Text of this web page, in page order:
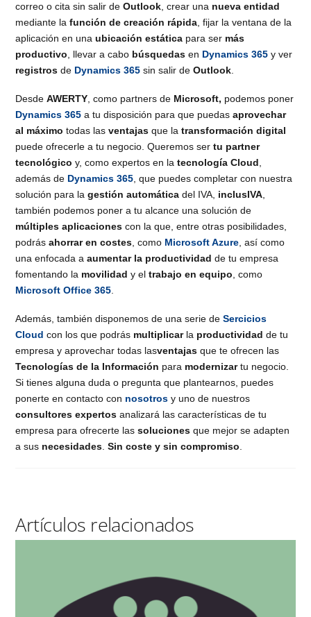
correo o cita sin salir deOutlook , crear una nueva entidad
mediante lafunción de creación rápida , fijar la ventana de la
aplicación en unaubicación estática para ser más
productivo , llevar a cabo búsquedas en Dynamics 365 y ver
registros de Dynamics 365 sin salir deOutlook
DesdeAWERTY , como partners de Microsoft, podemos poner
Dynamics 365 a tu disposición para que puedasaprovechar
al máximo todas lasventajas que latransformación digital
puede ofrecerle a tu negocio. Queremos sertu partner
tecnológico y, como expertos en latecnología Cloud
además de Dynamics 365 , que puedes completar con nuestra
solución para lagestión automática del IVA, inclusIVA
también podemos poner a tu alcance una solución de
múltiples aplicaciones con la que, entre otras posibilidades,
podrásahorrar en costes , como Microsoft Azure , así como
una enfocada aaumentar la productividad de tu empresa
fomentando la movilidad y eltrabajo en equipo , como
Microsoft Office 365
Además, también disponemos de una serie deSercicios
Cloud con los que podrás multiplicarla productividad de tu
empresa y aprovechar todas lasventajas que te ofrecen las
Tecnologías de la Información para modernizartu negocio.
Si tienes alguna duda o pregunta que plantearnos, puedes
ponerte en contacto con nosotros y uno de nuestros
consultores expertos analizará las características de tu
empresa para ofrecerte lassoluciones que mejor se adapten
a sus necesidades.Sin coste y sin compromiso.